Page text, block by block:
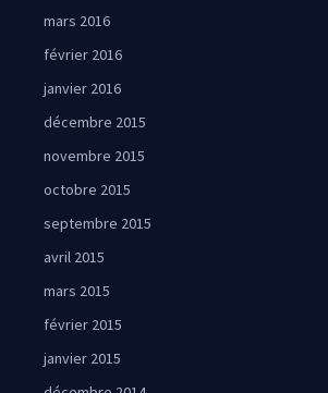
mars 2016
février 2016
janvier 2016
décembre 2015
novembre 2015
octobre 2015
septembre 2015
avril 2015
mars 2015
février 2015
janvier 2015